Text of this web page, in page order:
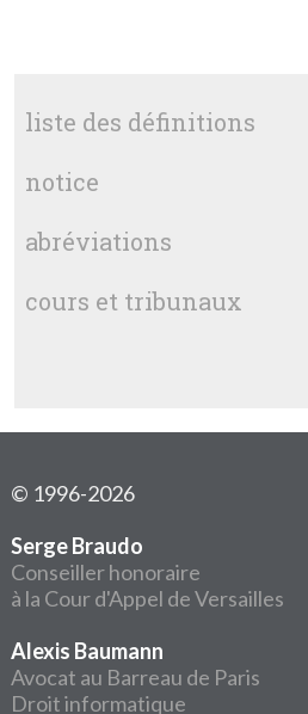
liste des définitions
notice
abréviations
cours et tribunaux
© 1996-2026
Serge Braudo
Conseiller honoraire
à la Cour d'Appel de Versailles
Alexis Baumann
Avocat au Barreau de Paris
Droit informatique